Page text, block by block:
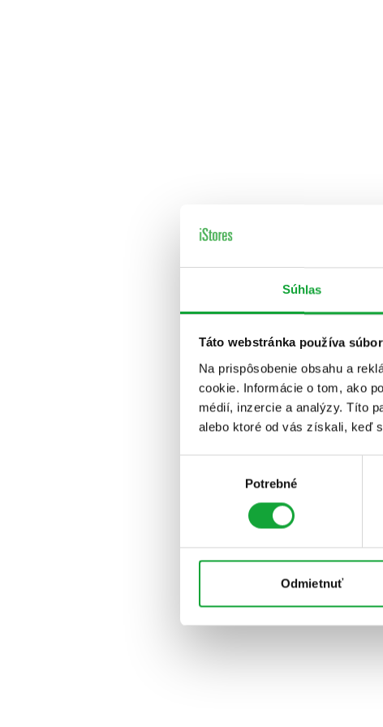
Súhlas
Táto webstránka používa
Na prispôsobenie obsahu a
cookie. Informácie o tom, ako
médií, inzercie a analýzy. Títo
alebo ktoré od vás získali, keď
Potrebné
Odmietnuť